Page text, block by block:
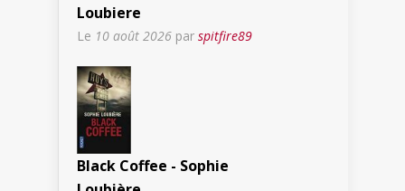
Loubiere
Le 10 août 2026 par spitfire89
Black Coffee - Sophie